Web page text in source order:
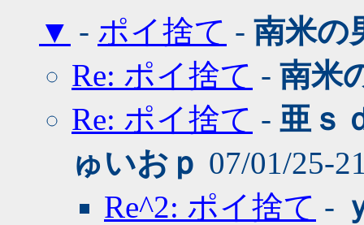
▼ - ポイ捨て - 南米の
Re: ポイ捨て - 南米
Re: ポイ捨て - 亜ｓ
ゅいおｐ 07/01/25-
Re^2: ポイ捨て -